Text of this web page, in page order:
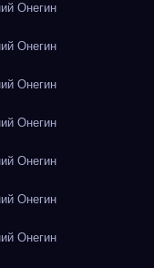
Онегин
Онегин
Онегин
Онегин
Онегин
Онегин
Онегин